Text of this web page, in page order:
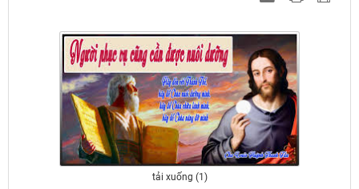
tải xuống (1)